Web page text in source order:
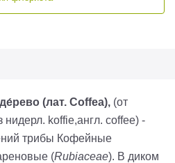
(лат. Coffea), (от
нидерл. koffie,англ. coffеe) -
трибы Кофейные
(Rubiaceae). В диком